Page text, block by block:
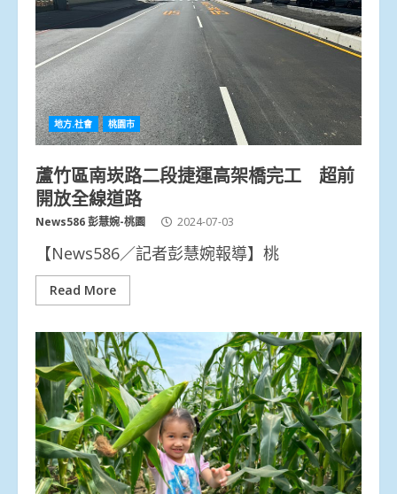
地方.社會 桃園市
蘆竹區南崁路二段捷運高架橋完工 超前
開放全線道路
News586 彭慧婉-桃園 2024-07-03
【News586／記者彭慧婉報導】桃
Read More